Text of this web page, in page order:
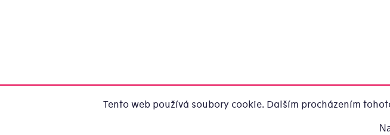
Tento web používá soubory cookie. Dalším procházením